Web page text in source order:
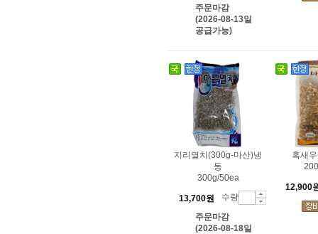
주문마감
(2026-08-13일
공급가능)
지리멸치(300g-마산)냉
동
300g/50ea
13,700원
수량
주문마감
(2026-08-18일
흑새
12,900